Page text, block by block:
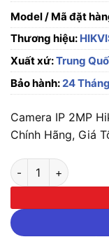
Model / Mã đặt
Thương hiệu:
Xuất xứ:Trung
Bảo hành:24 Tháng
Camera IP 2MP
Chính Hãng, Giá
Camera IP 2MP